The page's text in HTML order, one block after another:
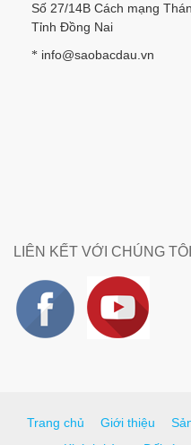
Số 27/14B Cách mạng
Tỉnh Đồng Nai
* info@saobacdau.vn
LIÊN KẾT VỚI CHÚNG TÔI
Trang chủ Giới thiệu